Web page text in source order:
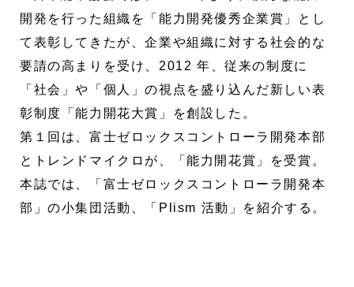
開発を行った組織を「能力開発優秀企業賞」とし
て表彰してきたが、企業や組織に対する社会的な
要請の高まりを受け、2012 年、従来の制度に
「社会」や「個人」の視点を盛り込んだ新しい表
彰制度「能力開花大賞」を創設した。
第１回は、富士ゼロックスコントローラ開発本部
とトレンドマイクロが、「能力開花賞」を受賞。
本誌では、「富士ゼロックスコントローラ開発本
部」の小集団活動、「Plism 活動」を紹介する。